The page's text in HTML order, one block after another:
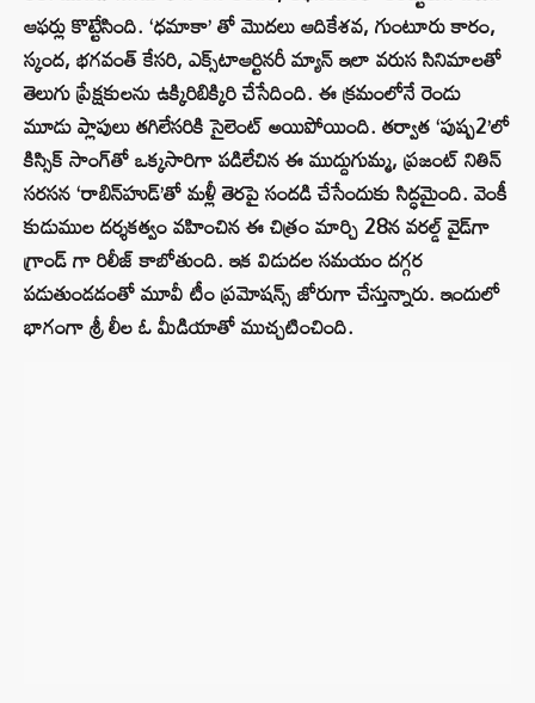
ఆఫర్లు కొట్టేసింది. ‘ధమాకా’ తో మొదలు ఆదికేశవ, గుంటూరు కారం,
స్కంద, భగవంత్ కేసరి, ఎక్స్‌టాఆర్టినరీ మ్యాన్ ఇలా వరుస సినిమాలతో
తెలుగు ప్రేక్షకులను ఉక్కిరిబిక్కిరి చేసేదింది. ఈ క్రమంలోనే రెండు
మూడు ప్లాపులు తగిలేసరికి సైలెంట్ అయిపోయింది. తర్వాత ‘పుష్ప2’లో
కిస్సిక్ సాంగ్‌తో ఒక్కసారిగా పడిలేచిన ఈ ముద్దుగుమ్మ, ప్రజంట్ నితిన్
సరసన ‘రాబిన్‌హుడ్‌’తో మళ్లీ తెరపై సందడి చేసేందుకు సిద్ధమైంది. వెంకీ
కుడుముల దర్శకత్వం వహించిన ఈ చిత్రం మార్చి 28న వరల్డ్ వైడ్‌గా
గ్రాండ్ గా రిలీజ్ కాబోతుంది. ఇక విడుదల సమయం దగ్గర
పడుతుండడంతో మూవీ టీం ప్రమోషన్స్ జోరుగా చేస్తున్నారు. ఇందులో
భాగంగా శ్రీ లీల ఓ మీడియాతో ముచ్చటించింది.